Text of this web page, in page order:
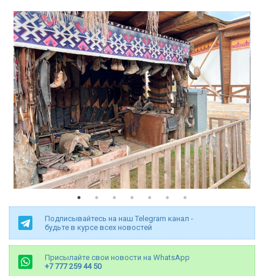
Подписывайтесь на наш Telegram канал -
будьте в курсе всех новостей
Присылайте свои новости на WhatsApp
+7 777 259 44 50